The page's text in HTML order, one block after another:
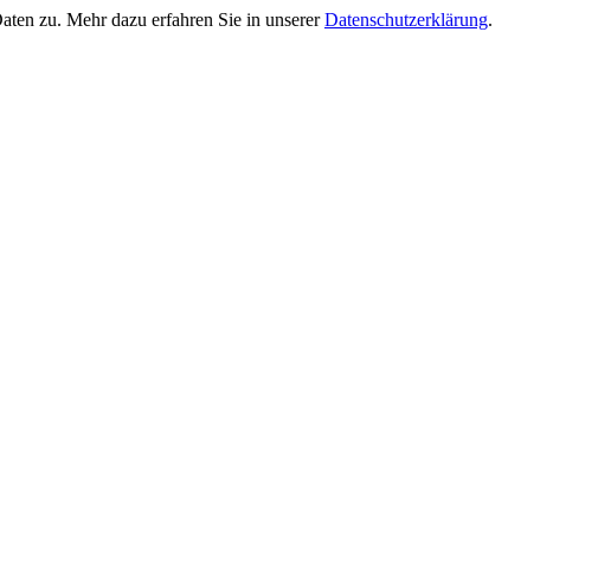
zu. Mehr dazu erfahren Sie in unsererDatenschutzerklärung.